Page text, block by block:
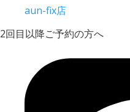
aun-fix店
2回目以降ご予約の方へ